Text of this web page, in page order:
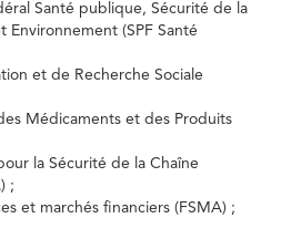
Santé publique, Sécurité de la
Environnement (SPF Santé
et de Recherche Sociale
Médicaments et des Produits
la Sécurité de la Chaîne
;
et marchés financiers (FSMA) ;